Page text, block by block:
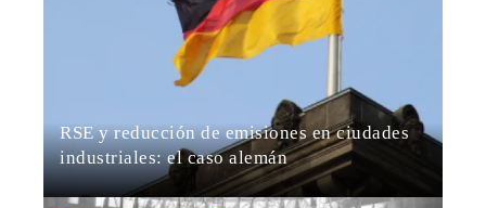
RSE y reducción de emisiones en ciudades
industriales: el caso alemán
María Beltrán Hace 1 semana